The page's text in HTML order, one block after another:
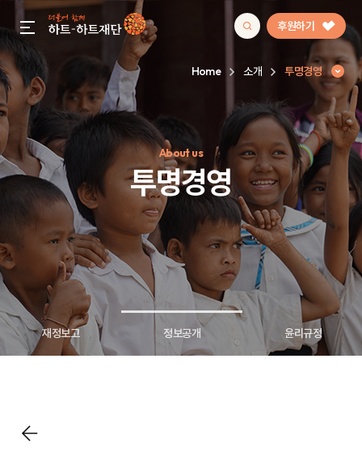
gnb menu open 후원하기
인기 키워드
#정기후원
#하트플레이스#캠페인#팬덤후원
Home 소개 투명경영
About us
투명경영
투명경영 재정보고 정보공개 윤리규정